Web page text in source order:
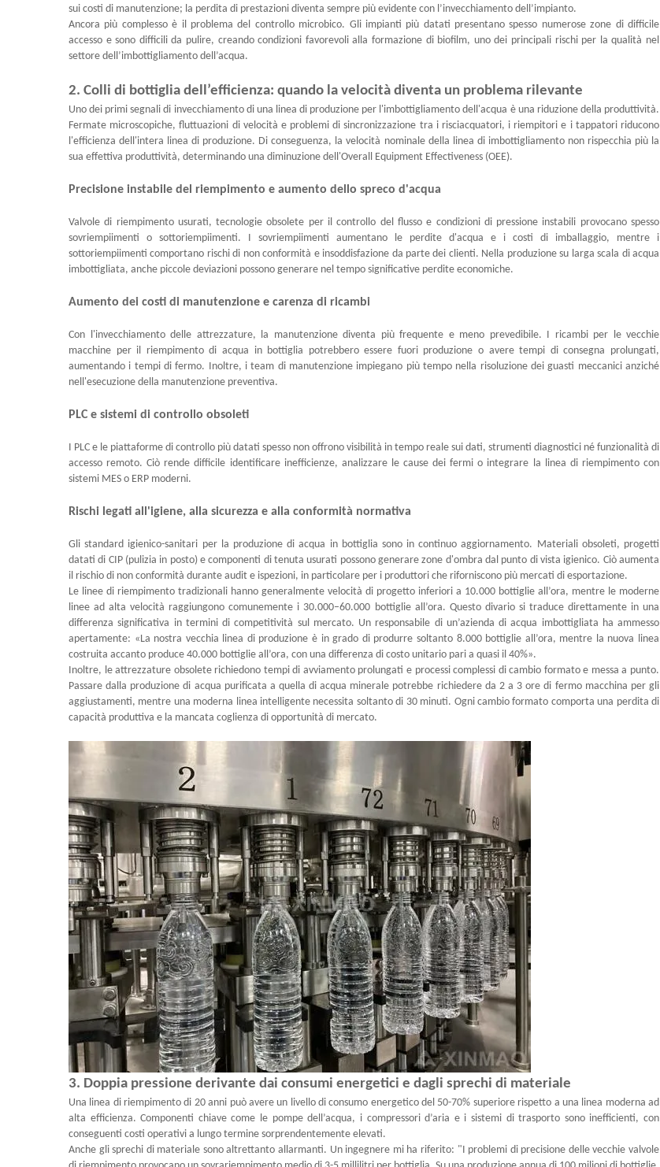
sui costi di manutenzione; la perdita di prestazioni diventa sempre più evidente con l’invecchiamento dell’impianto.
Ancora più complesso è il problema del controllo microbico. Gli impianti più datati presentano spesso numerose zone di difficile
accesso e sono difficili da pulire, creando condizioni favorevoli alla formazione di biofilm, uno dei principali rischi per la qualità nel
settore dell’imbottigliamento dell’acqua.
2. Colli di bottiglia dell’efficienza: quando la velocità diventa un problema rilevante
Uno dei primi segnali di invecchiamento di una linea di produzione per l'imbottigliamento dell'acqua è una riduzione della produttività.
Fermate microscopiche, fluttuazioni di velocità e problemi di sincronizzazione tra i risciacquatori, i riempitori e i tappatori riducono
l'efficienza dell'intera linea di produzione. Di conseguenza, la velocità nominale della linea di imbottigliamento non rispecchia più la
sua effettiva produttività, determinando una diminuzione dell'Overall Equipment Effectiveness (OEE).
Precisione instabile del riempimento e aumento dello spreco d'acqua
Valvole di riempimento usurati, tecnologie obsolete per il controllo del flusso e condizioni di pressione instabili provocano spesso
sovriempiimenti o sottoriempiimenti. I sovriempiimenti aumentano le perdite d'acqua e i costi di imballaggio, mentre i
sottoriempiimenti comportano rischi di non conformità e insoddisfazione da parte dei clienti. Nella produzione su larga scala di acqua
imbottigliata, anche piccole deviazioni possono generare nel tempo significative perdite economiche.
Aumento dei costi di manutenzione e carenza di ricambi
Con l'invecchiamento delle attrezzature, la manutenzione diventa più frequente e meno prevedibile. I ricambi per le vecchie
macchine per il riempimento di acqua in bottiglia potrebbero essere fuori produzione o avere tempi di consegna prolungati,
aumentando i tempi di fermo. Inoltre, i team di manutenzione impiegano più tempo nella risoluzione dei guasti meccanici anziché
nell'esecuzione della manutenzione preventiva.
PLC e sistemi di controllo obsoleti
I PLC e le piattaforme di controllo più datati spesso non offrono visibilità in tempo reale sui dati, strumenti diagnostici né funzionalità di
accesso remoto. Ciò rende difficile identificare inefficienze, analizzare le cause dei fermi o integrare la linea di riempimento con
sistemi MES o ERP moderni.
Rischi legati all'igiene, alla sicurezza e alla conformità normativa
Gli standard igienico-sanitari per la produzione di acqua in bottiglia sono in continuo aggiornamento. Materiali obsoleti, progetti
datati di CIP (pulizia in posto) e componenti di tenuta usurati possono generare zone d'ombra dal punto di vista igienico. Ciò aumenta
il rischio di non conformità durante audit e ispezioni, in particolare per i produttori che riforniscono più mercati di esportazione.
Le linee di riempimento tradizionali hanno generalmente velocità di progetto inferiori a 10.000 bottiglie all’ora, mentre le moderne
linee ad alta velocità raggiungono comunemente i 30.000–60.000 bottiglie all’ora. Questo divario si traduce direttamente in una
differenza significativa in termini di competitività sul mercato. Un responsabile di un’azienda di acqua imbottigliata ha ammesso
apertamente: «La nostra vecchia linea di produzione è in grado di produrre soltanto 8.000 bottiglie all’ora, mentre la nuova linea
costruita accanto produce 40.000 bottiglie all’ora, con una differenza di costo unitario pari a quasi il 40%».
Inoltre, le attrezzature obsolete richiedono tempi di avviamento prolungati e processi complessi di cambio formato e messa a punto.
Passare dalla produzione di acqua purificata a quella di acqua minerale potrebbe richiedere da 2 a 3 ore di fermo macchina per gli
aggiustamenti, mentre una moderna linea intelligente necessita soltanto di 30 minuti. Ogni cambio formato comporta una perdita di
capacità produttiva e la mancata coglienza di opportunità di mercato.
3. Doppia pressione derivante dai consumi energetici e dagli sprechi di materiale
Una linea di riempimento di 20 anni può avere un livello di consumo energetico del 50-70% superiore rispetto a una linea moderna ad
alta efficienza. Componenti chiave come le pompe dell’acqua, i compressori d’aria e i sistemi di trasporto sono inefficienti, con
conseguenti costi operativi a lungo termine sorprendentemente elevati.
Anche gli sprechi di materiale sono altrettanto allarmanti. Un ingegnere mi ha riferito: "I problemi di precisione delle vecchie valvole